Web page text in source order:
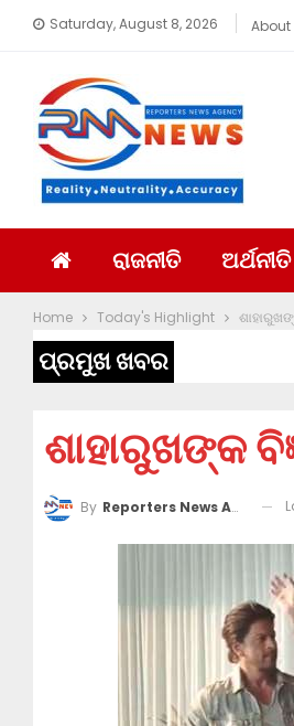
Saturday, August 8, 2026 About
ରାଜନୀତି ଅର୍ଥନୀତି
Home Today's Highlight
ପ୍ରମୁଖ ଖବର
ଶାହାରୁଖଙ୍କ
By Reporters News Agency